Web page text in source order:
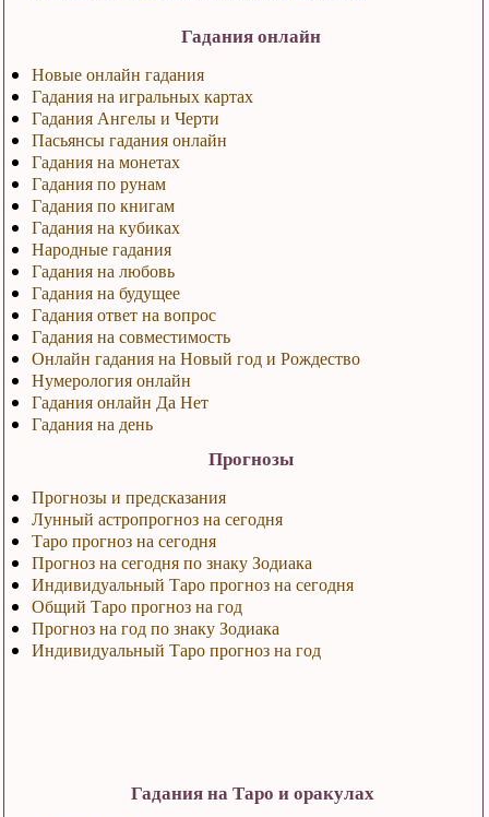
Гадания онлайн
Новые онлайн гадания
Гадания на игральных картах
Гадания Ангелы и Черти
Пасьянсы гадания онлайн
Гадания на монетах
Гадания по рунам
Гадания по книгам
Гадания на кубиках
Народные гадания
Гадания на любовь
Гадания на будущее
Гадания ответ на вопрос
Гадания на совместимость
Онлайн гадания на Новый год и Рождество
Нумерология онлайн
Гадания онлайн Да Нет
Гадания на день
Прогнозы
Прогнозы и предсказания
Лунный астропрогноз на сегодня
Таро прогноз на сегодня
Прогноз на сегодня по знаку Зодиака
Индивидуальный Таро прогноз на сегодня
Общий Таро прогноз на год
Прогноз на год по знаку Зодиака
Индивидуальный Таро прогноз на год
Гадания на Таро и оракулах